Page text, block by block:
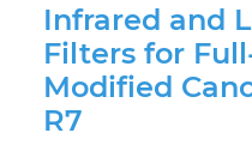
Infrared and
Filters for
Modified
R7